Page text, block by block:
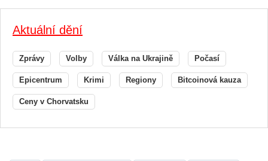
Aktuální dění
Zprávy Volby Válka na Ukrajině Počasí
Epicentrum Krimi Regiony Bitcoinová kauza
Ceny v Chorvatsku